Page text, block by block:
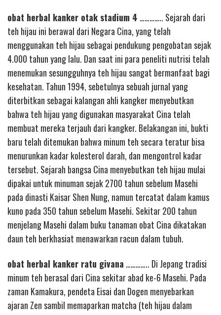
obat herbal kanker otak stadium 4 ………….. Sejarah dari
teh hijau ini berawal dari Negara Cina, yang telah
menggunakan teh hijau sebagai pendukung pengobatan sejak
4.000 tahun yang lalu. Dan saat ini para peneliti nutrisi telah
menemukan sesungguhnya teh hijau sangat bermanfaat bagi
kesehatan. Tahun 1994, sebetulnya sebuah jurnal yang
diterbitkan sebagai kalangan ahli kangker menyebutkan
bahwa teh hijau yang digunakan masyarakat Cina telah
membuat mereka terjauh dari kangker. Belakangan ini, bukti
baru telah ditemukan bahwa minum teh secara teratur bisa
menurunkan kadar kolesterol darah, dan mengontrol kadar
tersebut. Sejarah bangsa Cina menyebutkan teh hijau mulai
dipakai untuk minuman sejak 2700 tahun sebelum Masehi
pada dinasti Kaisar Shen Nung, namun tercatat dalam kamus
kuno pada 350 tahun sebelum Masehi. Sekitar 200 tahun
menjelang Masehi dalam buku tanaman obat Cina dikatakan
daun teh berkhasiat menawarkan racun dalam tubuh.
obat herbal kanker ratu givana ………….. Di Jepang tradisi
minum teh berasal dari Cina sekitar abad ke-6 Masehi. Pada
zaman Kamakura, pendeta Eisai dan Dogen menyebarkan
ajaran Zen sambil memaparkan matcha (teh hijau dalam